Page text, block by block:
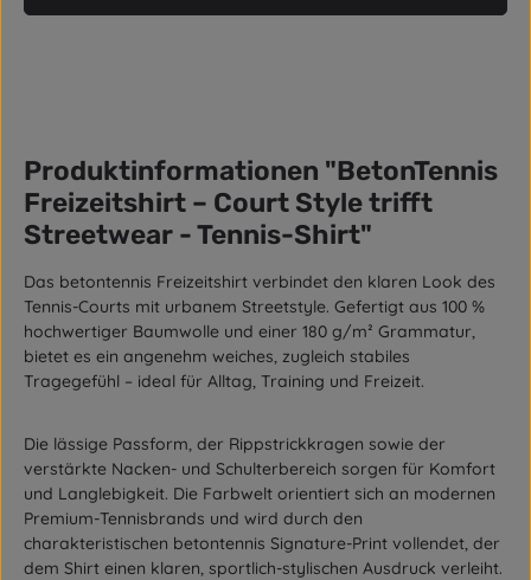
Produktinformationen "BetonTennis
Freizeitshirt – Court Style trifft
Streetwear - Tennis-Shirt"
Das betontennis Freizeitshirt verbindet den klaren Look des
Tennis-Courts mit urbanem Streetstyle. Gefertigt aus 100 %
hochwertiger Baumwolle und einer 180 g/m² Grammatur
bietet es ein angenehm weiches, zugleich stabiles
Tragegefühl – ideal für Alltag, Training und Freizeit.
Die lässige Passform , der Rippstrickkragen sowie der
verstärkte Nacken- und Schulterbereich sorgen für Komfort
und Langlebigkeit. Die Farbwelt orientiert sich an modernen
Premium-Tennisbrands und wird durch den
charakteristischen betontennis Signature-Print vollendet, der
dem Shirt einen klaren, sportlich-stylischen Ausdruck verleiht.